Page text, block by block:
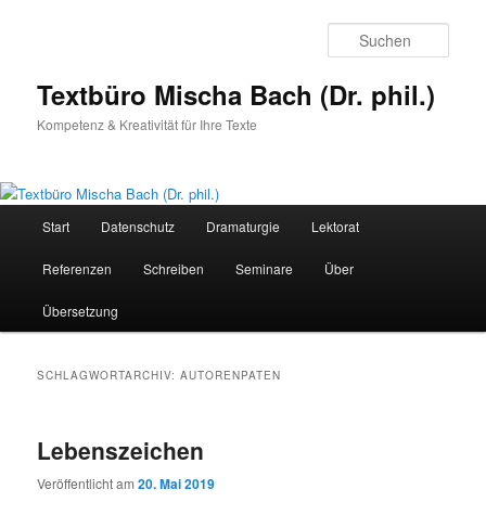
Textbüro Mischa Bach (Dr. phil.)
Kompetenz & Kreativität für Ihre Texte
Start Datenschutz Dramaturgie Lektorat
Referenzen Schreiben Seminare Über
Übersetzung
SCHLAGWORTARCHIV:AUTORENPATEN
Lebenszeichen
Veröffentlicht am20. Mai 2019